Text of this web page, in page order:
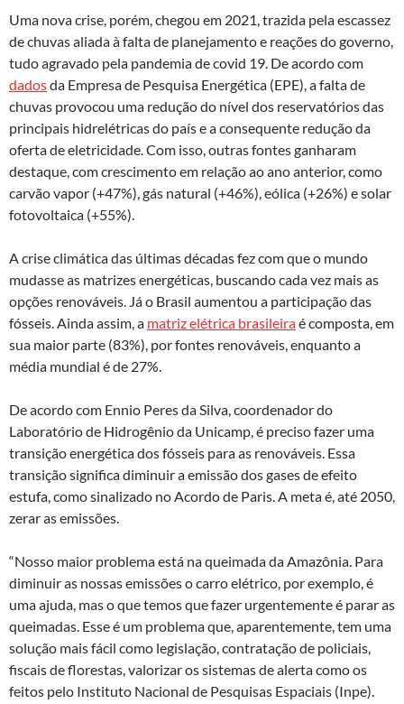
Uma nova crise, porém, chegou em 2021, trazida pela escassez
de chuvas aliada à falta de planejamento e reações do governo,
tudo agravado pela pandemia de covid 19. De acordo com
dadosda Empresa de Pesquisa Energética (EPE), a falta de
chuvas provocou uma redução do nível dos reservatórios das
principais hidrelétricas do país e a consequente redução da
oferta de eletricidade. Com isso, outras fontes ganharam
destaque, com crescimento em relação ao ano anterior, como
carvão vapor (+47%), gás natural (+46%), eólica (+26%) e solar
fotovoltaica (+55%).
A crise climática das últimas décadas fez com que o mundo
mudasse as matrizes energéticas, buscando cada vez mais as
opções renováveis. Já o Brasil aumentou a participação das
fósseis. Ainda assim, a matriz elétrica brasileiraé composta, em
sua maior parte (83%), por fontes renováveis, enquanto a
média mundial é de 27%.
De acordo com Ennio Peres da Silva, coordenador do
Laboratório de Hidrogênio da Unicamp, é preciso fazer uma
transição energética dos fósseis para as renováveis. Essa
transição significa diminuir a emissão dos gases de efeito
estufa, como sinalizado no Acordo de Paris. A meta é, até 2050,
zerar as emissões.
“Nosso maior problema está na queimada da Amazônia. Para
diminuir as nossas emissões o carro elétrico, por exemplo, é
uma ajuda, mas o que temos que fazer urgentemente é parar as
queimadas. Esse é um problema que, aparentemente, tem uma
solução mais fácil como legislação, contratação de policiais,
fiscais de florestas, valorizar os sistemas de alerta como os
feitos pelo Instituto Nacional de Pesquisas Espaciais (Inpe).